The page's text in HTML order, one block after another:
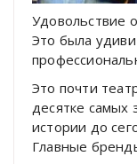
Удовольствие
Это была
Это почти
десятке
истории до
Главные